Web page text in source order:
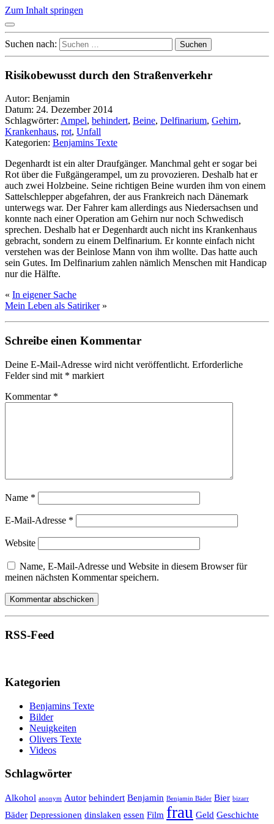
Zum Inhalt springen
Suchen nach:
Risikobewusst durch den Straßenverkehr
Autor: Benjamin
Datum: 24. Dezember 2014
Schlagwörter: Ampel, behindert, Beine, Delfinarium, Gehirn,
Krankenhaus, rot, Unfall
Kategorien: Benjamins Texte
Degenhardt ist ein alter Draufgänger. Manchmal geht er sogar bei
Rot über die Fußgängerampel, um zu provozieren. Deshalb hat er
auch zwei Holzbeine. Seine richtigen Beine wurden ihm von einem
Sattelschlepper abgefahren, der aus Frankreich nach Dänemark
unterwegs war. Der Fahrer kam allerdings aus Niedersachsen und
konnte nach einer Operation am Gehirn nur noch Schwedisch
sprechen. Deshalb hat er Degenhardt auch nicht ins Krankenhaus
gebracht, sondern zu einem Delfinarium. Er konnte einfach nicht
verstehen was der Beinlose Mann von ihm wollte. Das hatte auch
sein Gutes. Im Delfinarium zahlen nämlich Menschen mit Handicap
nur die Hälfte.
« In eigener Sache
Mein Leben als Satiriker»
Schreibe einen Kommentar
Deine E-Mail-Adresse wird nicht veröffentlicht. Erforderliche
Felder sind mit * markiert
Kommentar *
Name *
E-Mail-Adresse *
Website
Name, E-Mail-Adresse und Website in diesem Browser für
meinen nächsten Kommentar speichern.
RSS-Feed
Kategorien
Benjamins Texte
Bilder
Neuigkeiten
Olivers Texte
Videos
Schlagwörter
Alkohol anonym Autor behindert Benjamin Benjamin Bäder Bier bizarr
Bäder Depressionen dinslaken essen Film frau Geld Geschichte